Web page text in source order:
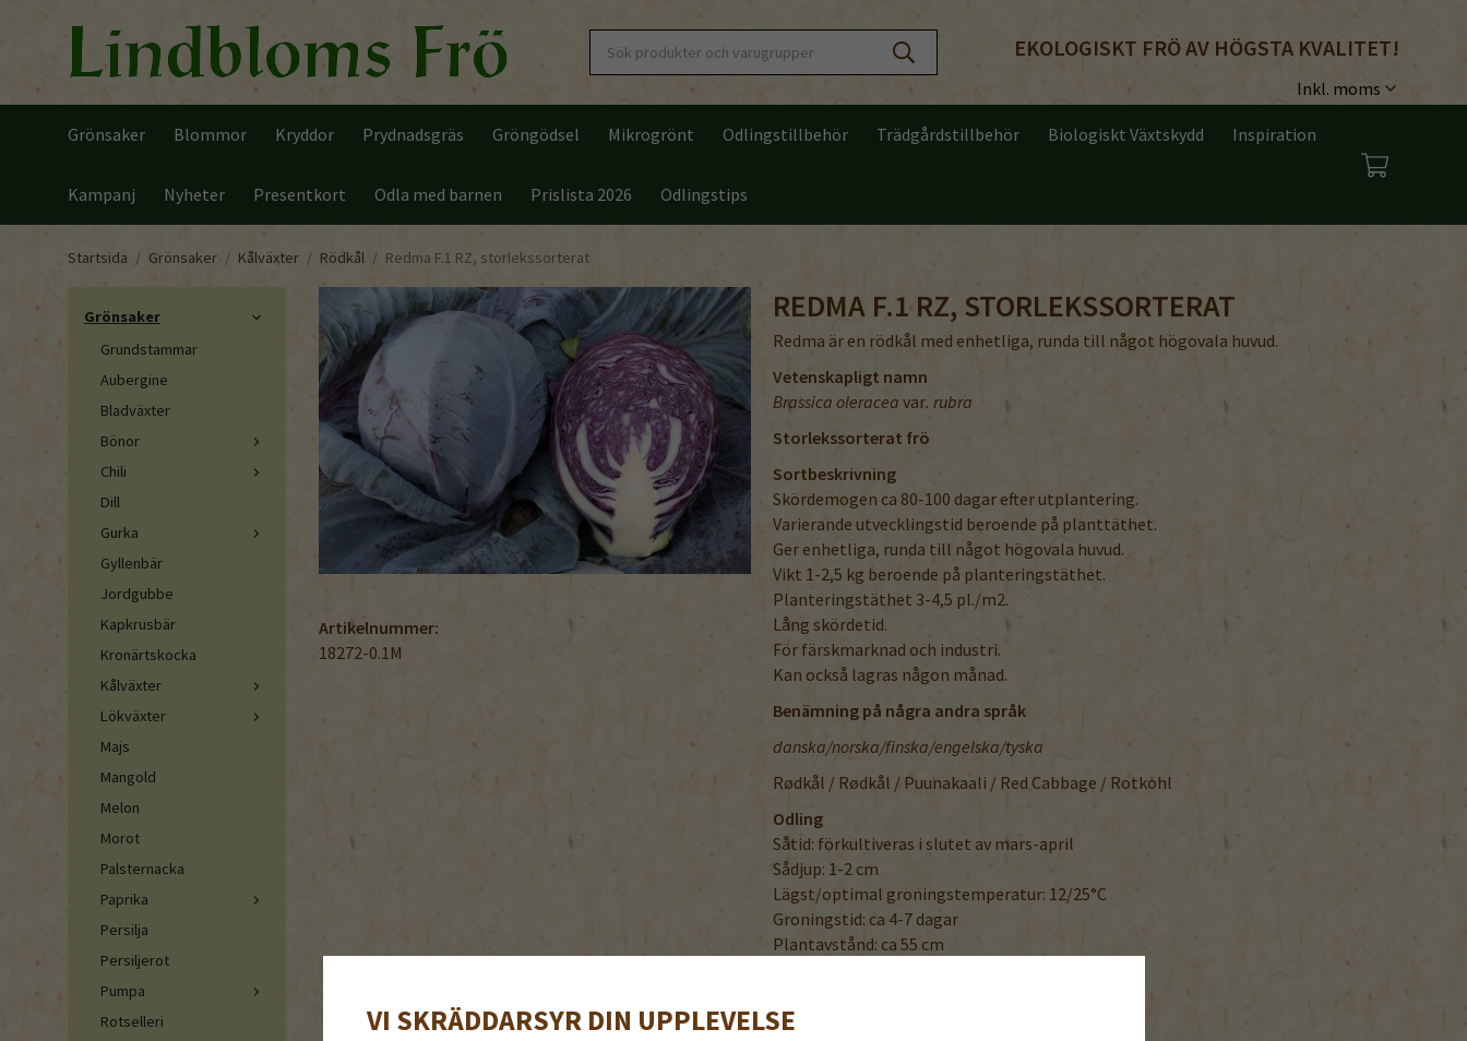
EKOLOGISKT FRÖ AV HÖGSTA KVALITET!
Grönsaker Blommor Kryddor Prydnadsgräs Gröngödsel Mikrogrönt Odlingstillbehör Trädgårdstillbehör Biologiskt Växtskydd Inspiration
Kampanj Nyheter Presentkort Odla med barnen Prislista 2026 Odlingstips
Startsida / Grönsaker / Kålväxter / Rödkål / Redma F.1 RZ, storlekssorterat
Grönsaker
Grundstammar
Aubergine
Bladväxter
Bönor
Chili
Dill
Gurka
Gyllenbär
Jordgubbe
Kapkrusbär
Kronärtskocka
Kålväxter
Lökväxter
Majs
Mangold
Melon
Morot
Palsternacka
Paprika
Persilja
Persiljerot
Pumpa
Rotselleri
REDMA F.1 RZ, STORLEKSSORTERAT
Redma är en rödkål med enhetliga, runda till något högovala huvud.
Vetenskapligt namn
Brassica oleracea var. rubra
Storlekssorterat frö
Sortbeskrivning
Skördemogen ca 80-100 dagar efter utplantering.
Varierande utvecklingstid beroende på planttäthet.
Ger enhetliga, runda till något högovala huvud.
Vikt 1-2,5 kg beroende på planteringstäthet.
Planteringstäthet 3-4,5 pl./m2.
Lång skördetid.
För färskmarknad och industri.
Kan också lagras någon månad.
Benämning på några andra språk
danska/norska/finska/engelska/tyska
Rødkål / Rødkål / Puunakaali / Red Cabbage / Rotkohl
Odling
Såtid: förkultiveras i slutet av mars-april
Sådjup: 1-2 cm
Lägst/optimal groningstemperatur: 12/25°C
Groningstid: ca 4-7 dagar
Plantavstånd: ca 55 cm
Artikelnummer:
18272-0.1M
VI SKRÄDDARSYR DIN UPPLEVELSE